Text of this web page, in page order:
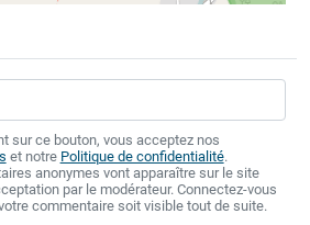
sur ce bouton, vous acceptez nos
et notre Politique de confidentialité.
anonymes vont apparaître sur le site
par le modérateur. Connectez-vous
commentaire soit visible tout de suite.